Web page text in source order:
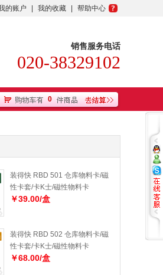
的账户 我的收藏 帮助中心
销售服务电话
020-38329102
0
装得快 RBD 501 仓库物料卡/磁
性卡套/卡K士/磁性物料卡
￥39.00/盒
装得快 RBD 502 仓库物料卡/磁
性卡套/卡K士/磁性物料卡
￥68.00/盒